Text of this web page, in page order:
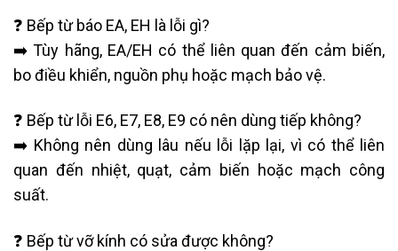
❓ Bếp từ báo EA, EH là lỗi gì?
➡️ Tùy hãng, EA/EH có thể liên quan đến cảm biến,
bo điều khiển, nguồn phụ hoặc mạch bảo vệ.
❓ Bếp từ lỗi E6, E7, E8, E9 có nên dùng tiếp không?
➡️ Không nên dùng lâu nếu lỗi lặp lại, vì có thể liên
quan đến nhiệt, quạt, cảm biến hoặc mạch công
suất.
❓ Bếp từ vỡ kính có sửa được không?